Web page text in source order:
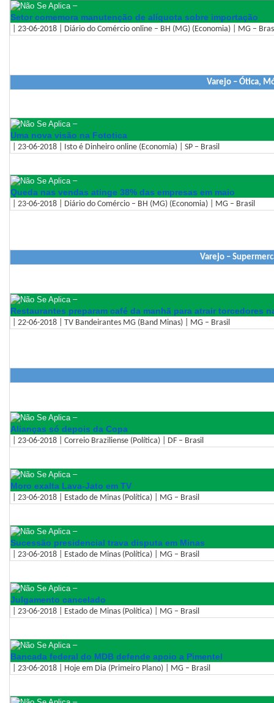
–
Setor comemora manutenção de alíquota sobre importação
| 23-06-2018 | Diário do Comércio online – BH (MG) (Economia) | MG –
Varejo – Ótica,
–
Uma nova visão na Fototica
| 23-06-2018 | Isto é Dinheiro online (Economia) | SP – Brasil
–
Queda nas vendas atinge 38% das empresas em maio
| 23-06-2018 | Diário do Comércio – BH (MG) (Economia) | MG – Brasil
Varejo –
–
Restaurantes preparam café da manhã para atrair torcedores
| 22-06-2018 | TV Bandeirantes MG (Band Minas) | MG – Brasil
–
Alianças só depois da Copa
| 23-06-2018 | Correio Braziliense (Política) | DF – Brasil
–
Moro exalta Lava-Jato em TV
| 23-06-2018 | Estado de Minas (Política) | MG – Brasil
–
Sucessão presidencial trava disputa em Minas
| 23-06-2018 | Estado de Minas (Política) | MG – Brasil
–
Julgamento cancelado
| 23-06-2018 | Estado de Minas (Política) | MG – Brasil
–
Bancada federal do MDB defende apoio a Pimentel
| 23-06-2018 | Hoje em Dia (Primeiro Plano) | MG – Brasil